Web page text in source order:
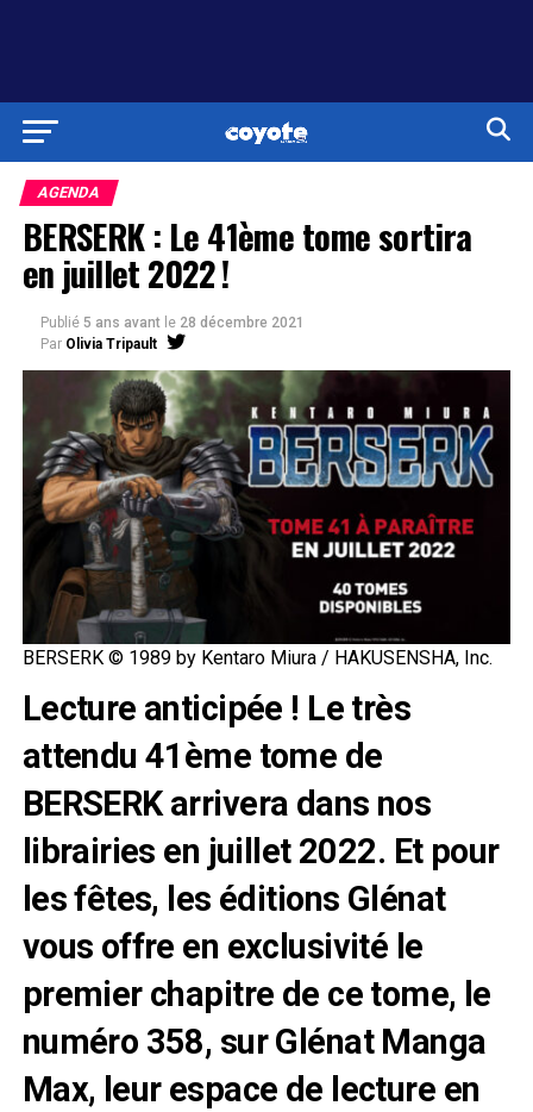
AGENDA
BERSERK : Le 41ème tome sortira
en juillet 2022 !
Publié 5 ans avant le 28 décembre 2021
Par Olivia Tripault
BERSERK © 1989 by Kentaro Miura / HAKUSENSHA, Inc.
Lecture anticipée ! Le très
attendu 41ème tome de
BERSERK arrivera dans nos
librairies en juillet 2022. Et pour
les fêtes, les éditions Glénat
vous offre en exclusivité le
premier chapitre de ce tome, le
numéro 358, sur Glénat Manga
Max, leur espace de lecture en